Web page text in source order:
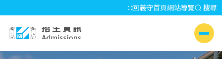
:::回義守首頁網站導覽 搜尋
側選單